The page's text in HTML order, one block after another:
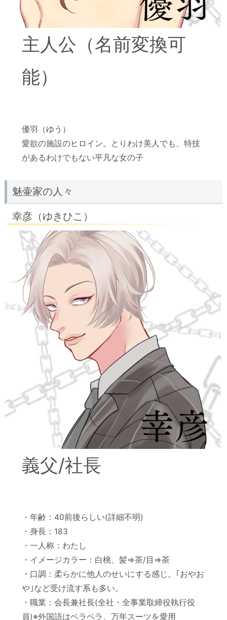
主人公（名前変換可
能）
優羽（ゆう）
愛欲の施設のヒロイン。とりわけ美人でも、特技
があるわけでもない平凡な女の子
魅壷家の人々
幸彦（ゆきひこ）
義父/社長
・年齢：40前後らしい(詳細不明)
・身長：183
・一人称：わたし
・イメージカラー：白桃、髪⇒茶/目⇒茶
・口調：柔らかに他人のせいにする感じ。｢おやお
や｣など受け流す系も多い。
・職業：会長兼社長(全社・全事業取締役執行役
員)※外国語はベラベラ、万年スーツを愛用